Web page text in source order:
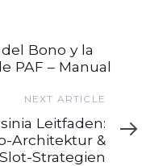
Bono y la
PAF – Manual
NEXT ARTICLE
Leitfaden:
Architektur &
Strategien